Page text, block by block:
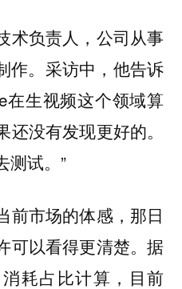
术负责人，公司从事
作。采访中，他告诉
在生视频这个领域算
没有发现更好的。
测试。”
前市场的体感，那日
可以看得更清楚。据
耗占比计算，目前